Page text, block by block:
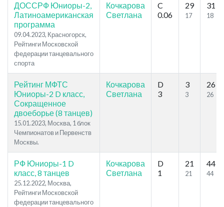
ДОССРФ Юниоры-2,
Латиноамериканская
программа
09.04.2023, Красногорск,
Рейтинги Московской
федерации танцевального
спорта
Кочкарова
Светлана
C
0.06
29
17
31
18
Рейтинг МФТС
Юниоры-2 D класс,
Сокращенное
двоеборье (8 танцев)
15.01.2023, Москва, 1 блок
Чемпионатов и Первенств
Москвы.
Кочкарова
Светлана
D
3
3
3
26
26
РФ Юниоры-1 D
класс, 8 танцев
25.12.2022, Москва,
Рейтинги Московской
федерации танцевального
Кочкарова
Светлана
D
1
21
21
44
44